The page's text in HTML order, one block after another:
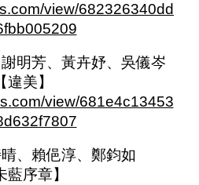
view/682326340dd
明芳、黃卉妤、吳儀岑
【違美】
view/681e4c13453
、賴俋淳、鄭鈞如
藍序章】